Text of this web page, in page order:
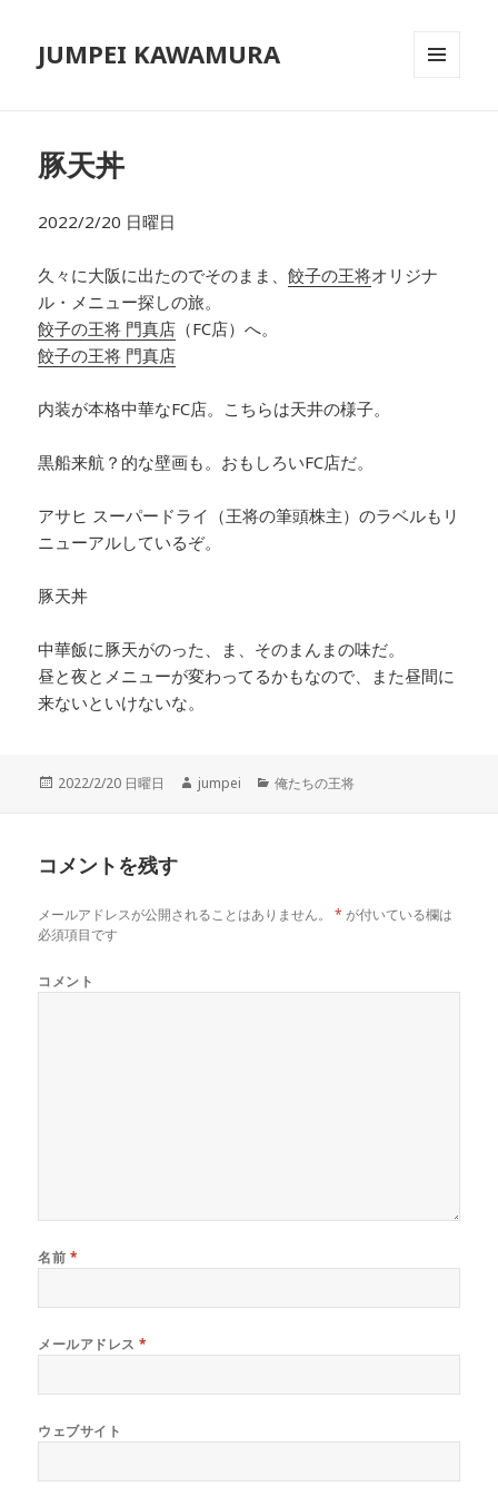
JUMPEI KAWAMURA
豚天丼
2022/2/20 日曜日
久々に大阪に出たのでそのまま、餃子の王将オリジナ
ル・メニュー探しの旅。
餃子の王将 門真店 （FC店）へ。
餃子の王将 門真店
内装が本格中華なFC店。こちらは天井の様子。
黒船来航？的な壁画も。おもしろいFC店だ。
アサヒ スーパードライ（王将の筆頭株主）のラベルもリ
ニューアルしているぞ。
豚天丼
中華飯に豚天がのった、ま、そのまんまの味だ。
昼と夜とメニューが変わってるかもなので、また昼間に
来ないといけないな。
投
2022/2/20 日曜日
作
jumpei
カ
俺たちの王将
コメントを残す
メールアドレスが公開されることはありません。 * が付いている欄は
必須項目です
コメント
名前 *
メールアドレス*
ウェブサイト